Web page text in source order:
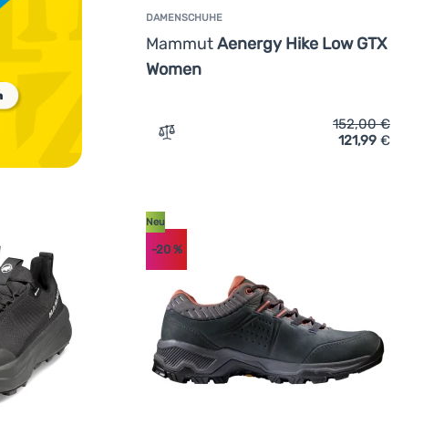
DAMENSCHUHE
MammutAenergy Hike Low GTX
Women
Zum Vergleich 'Damenschuhe Mammut
152,00€
121,99 €
Neu
-20%